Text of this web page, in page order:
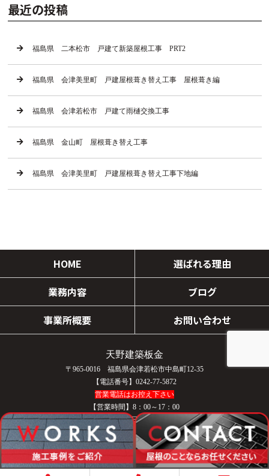
最近の投稿
福島県 二本松市 戸建て新築屋根工事 PRT2
福島県 会津美里町 戸建屋根葺き替え工事 屋根葺き編
福島県 会津若松市 戸建て雨樋交換工事
福島県 金山町 屋根葺き替え工事
福島県 会津美里町 戸建屋根葺き替え工事下地編
HOME
選ばれる理由
業務内容
ブログ
事業所概要
お問い合わせ
天野建築板金
〒965-0016 福島県会津若松市中島町12-35
【電話番号】0242-77-5872
営業電話はお控え下さい
【営業時間】8：00～17：00
【定休日】日曜日／祝日
COPYRIGHT © 天野建築板金 All rights reserved.